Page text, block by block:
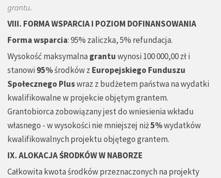
grantu.
VIII. FORMA WSPARCIA I POZIOM DOFINANSOWANIA
Forma wsparcia: 95% zaliczka, 5% refundacja.
Wysokość maksymalna grantuwynosi 100 000,00 zł i
stanowi 95%środków z Europejskiego Funduszu
Społecznego Pluswraz z budżetem państwa na wydatki
kwalifikowalne w projekcie objętym grantem.
Grantobiorca zobowiązany jest do wniesienia wkładu
własnego - w wysokości nie mniejszej niż5%wydatków
kwalifikowalnych projektu objętego grantem.
IX. ALOKACJA ŚRODKÓW W NABORZE
Całkowita kwota środków przeznaczonych na projekty